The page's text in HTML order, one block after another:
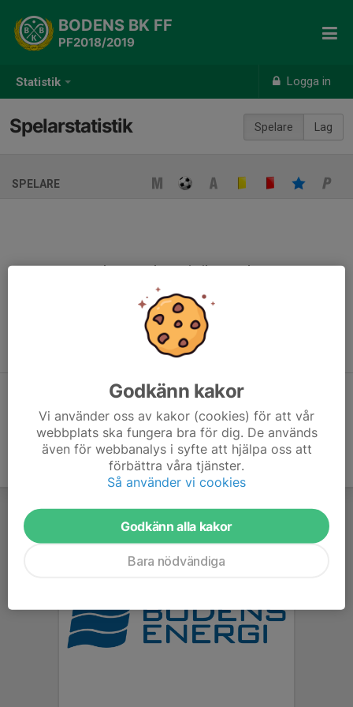
Statistik Logga in
BODENS BK FF
PF2018/2019
Spelare Lag
Spelarstatistik
SPELARE
Ingen spelarstatistik sparad
När ni fyller i uppställning på respektive match visas statistiken
automatiskt på denna sida
Godkänn kakor
Vi använder oss av kakor (cookies) för att vår
webbplats ska fungera bra för dig. De används
även för webbanalys i syfte att hjälpa oss att
förbättra våra tjänster.
Så använder vi cookies
Godkänn alla kakor
Bara nödvändiga